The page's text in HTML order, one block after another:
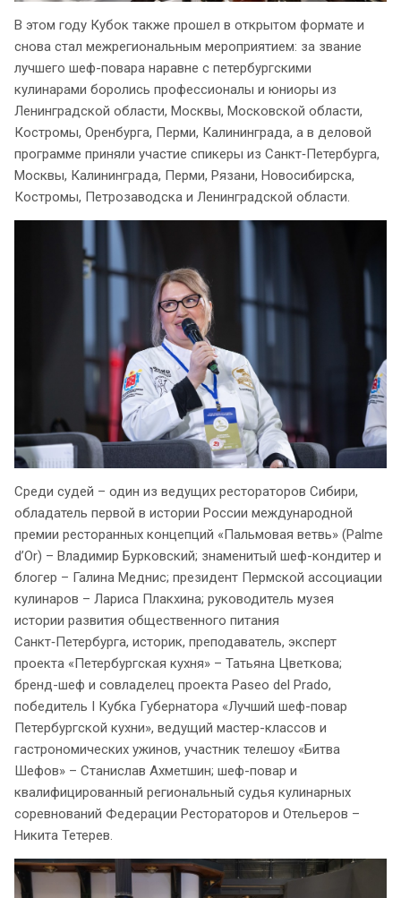
В этом году Кубок также прошел в открытом формате и
снова стал межрегиональным мероприятием: за звание
лучшего шеф-повара наравне с петербургскими
кулинарами боролись профессионалы и юниоры из
Ленинградской области, Москвы, Московской области,
Костромы, Оренбурга, Перми, Калининграда, а в деловой
программе приняли участие спикеры из Санкт‑Петербурга,
Москвы, Калининграда, Перми, Рязани, Новосибирска,
Костромы, Петрозаводска и Ленинградской области.
Среди судей – один из ведущих рестораторов Сибири,
обладатель первой в истории России международной
премии ресторанных концепций «Пальмовая ветвь» (Palme
d’Or) – Владимир Бурковский; знаменитый шеф-кондитер и
блогер – Галина Меднис; президент Пермской ассоциации
кулинаров – Лариса Плакхина; руководитель музея
истории развития общественного питания
Санкт‑Петербурга, историк, преподаватель, эксперт
проекта «Петербургская кухня» – Татьяна Цветкова;
бренд-шеф и совладелец проекта Paseo del Prado,
победитель I Кубка Губернатора «Лучший шеф-повар
Петербургской кухни», ведущий мастер-классов и
гастрономических ужинов, участник телешоу «Битва
Шефов» – Станислав Ахметшин; шеф-повар и
квалифицированный региональный судья кулинарных
соревнований Федерации Рестораторов и Отельеров –
Никита Тетерев.